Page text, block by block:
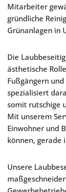
Mitarbeiter
gründliche
Grünanlagen in
Die
ästhetische
Fußgängern
spezialisiert
somit rutschige
Mit unserem
Einwohner und
können, gerade
Unsere